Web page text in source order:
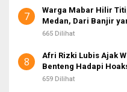
7
Warga Mabar Hilir
Medan, Dari Banjir
Layanan IKD
665 Dilihat
8
Afri Rizki Lubis Ajak
Benteng Hadapi
659 Dilihat